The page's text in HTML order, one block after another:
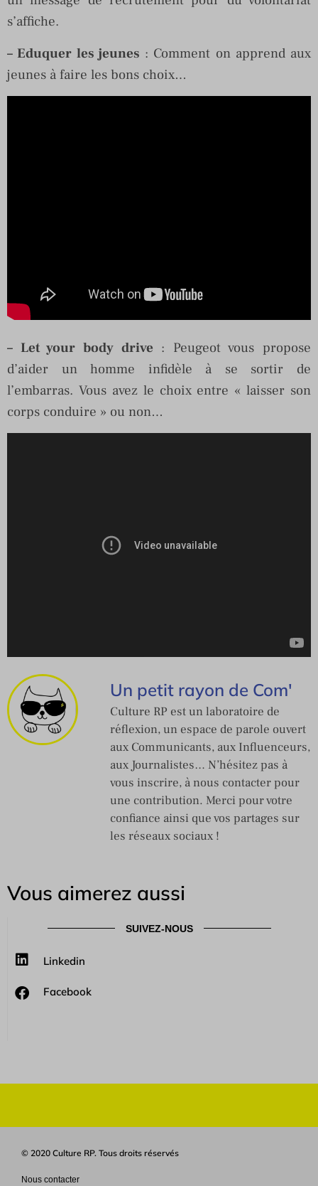
s’affiche.
–Eduquer les jeunes : Comment on apprend aux
jeunes à faire les bons choix…
– Let your body drive : Peugeot vous propose
d’aider un homme infidèle à se sortir de
l’embarras. Vous avez le choix entre « laisser son
corps conduire » ou non…
Un petit rayon de Com'
Culture RP est un laboratoire de
réflexion, un espace de parole ouvert
aux Communicants, aux Influenceurs,
aux Journalistes… N’hésitez pas à
vous inscrire, à nous contacter pour
une contribution. Merci pour votre
confiance ainsi que vos partages sur
les réseaux sociaux !
Vous aimerez aussi
SUIVEZ-NOUS
Linkedin
Facebook
© 2020 Culture RP. Tous droits réservés
Nous contacter